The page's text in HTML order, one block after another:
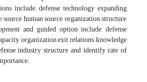
include, defense technology expanding
human source, organization structure,
and guided option include, defense
organization exit relations, knowledge
industry structure and identify rate of